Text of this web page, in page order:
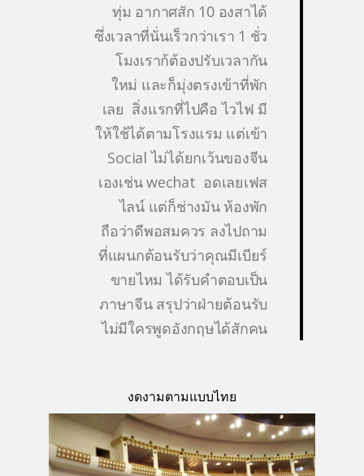
ทุ่ม อากาศสัก 10 องสาได้
ซึ่งเวลาที่นั่นเร็วกว่าเรา 1 ชั่ว
โมงเราก้ต้องปรับเวลากัน
ใหม่ และก็มุ่งตรงเข้าที่พัก
เลย สิ่งแรกที่ไปคือ ไวไฟ มี
ให้ใช้ได้ตามโรงแรม แต่เข้า
Social ไม่ได้ยกเว้นของจีน
เองเช่น wechat อดเลยเฟส
ไลน์ แต่ก็ช่างมัน ห้องพัก
ถือว่าดีพอสมควร ลงไปถาม
ที่แผนกต้อนรับว่าคุณมีเบียร์
ขายไหม ได้รับคำตอบเป็น
ภาษาจีน สรุปว่าฝ่ายต้อนรับ
ไม่มีใครพูดอังกฤษได้สักคน
งดงามตามแบบไทย